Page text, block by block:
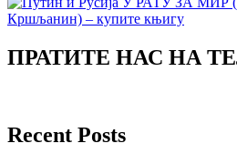
ПРАТИТЕ НАС НА
Recent Posts